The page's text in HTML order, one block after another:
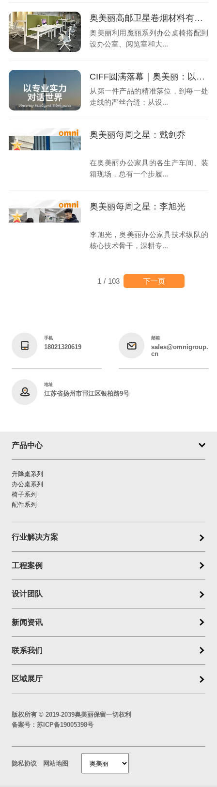
奥美丽高邮卫星卷烟材料有限公司魔丽系列办公桌椅案例
奥美丽利用魔丽系列办公桌椅搭配到
设办公室、阅览室和大...
CIFF圆满落幕｜奥美丽：以专业实力，对话世界
从第一件产品的精准落位，到每一处
走线的严丝合缝；从设...
奥美丽每周之星：戴剑乔
在奥美丽办公家具的各生产车间、装
箱现场，总有一个步履...
奥美丽每周之星：李旭光
李旭光，奥美丽办公家具技术纵队的
核心技术骨干，深耕专...
1 / 103 下一页
手机
18021320619
邮箱
sales@omnigroup.
cn
地址
江苏省扬州市邗江区银柏路9号
产品中心
升降桌系列
办公桌系列
椅子系列
配件系列
行业解决方案
工程案例
设计团队
新闻资讯
联系我们
区域展厅
版权所有 © 2019-2039奥美丽保留一切权利
备案号： 苏ICP备19005398号
隐私协议 网站地图